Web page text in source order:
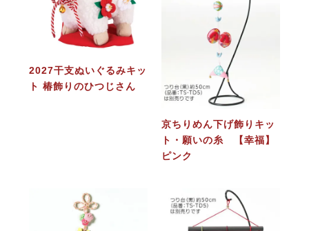
2027干支ぬいぐるみキッ
ト 椿飾りのひつじさん
京ちりめん下げ飾りキッ
ト・願いの糸 【幸福】
ピンク